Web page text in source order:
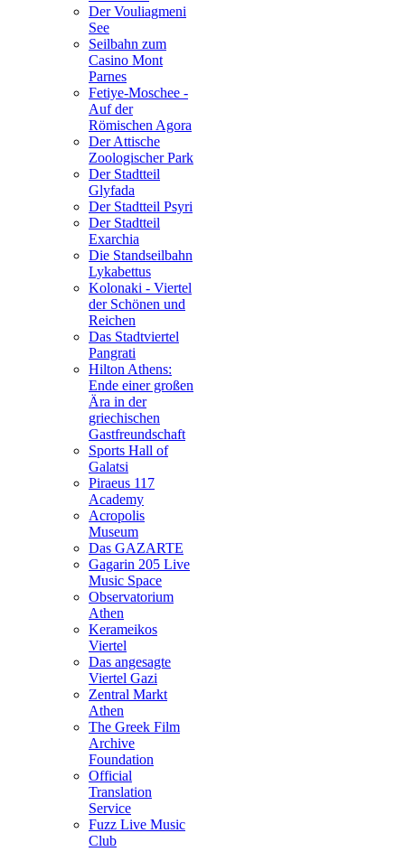
Der Vouliagmeni
See
Seilbahn zum
Casino Mont
Parnes
Fetiye-Moschee -
Auf der
Römischen Agora
Der Attische
Zoologischer Park
Der Stadtteil
Glyfada
Der Stadtteil Psyri
Der Stadtteil
Exarchia
Die Standseilbahn
Lykabettus
Kolonaki - Viertel
der Schönen und
Reichen
Das Stadtviertel
Pangrati
Hilton Athens:
Ende einer großen
Ära in der
griechischen
Gastfreundschaft
Sports Hall of
Galatsi
Piraeus 117
Academy
Acropolis
Museum
Das GAZARTE
Gagarin 205 Live
Music Space
Observatorium
Athen
Kerameikos
Viertel
Das angesagte
Viertel Gazi
Zentral Markt
Athen
The Greek Film
Archive
Foundation
Official
Translation
Service
Fuzz Live Music
Club